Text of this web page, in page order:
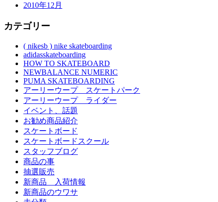
2010年12月
カテゴリー
( nikesb ) nike skateboarding
adidasskateboarding
HOW TO SKATEBOARD
NEWBALANCE NUMERIC
PUMA SKATEBOARDING
アーリーウープ スケートパーク
アーリーウープ ライダー
イベント、話題
お勧め商品紹介
スケートボード
スケートボードスクール
スタッフブログ
商品の事
抽選販売
新商品 入荷情報
新商品のウワサ